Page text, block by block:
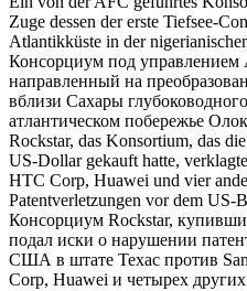
Zuge dessen der erste Tiefsee-
Atlantikküste in der
Консорциум под
направленный на
вблизи Сахары
атлантическом побережье
Rockstar, das Konsortium, das
US-Dollar gekauft hatte,
HTC Corp, Huawei und vier
Patentverletzungen vor dem US-
Консорциум Rockstar,
подал иски о нарушении
США в штате Техас против
Corp, Huawei и четырех